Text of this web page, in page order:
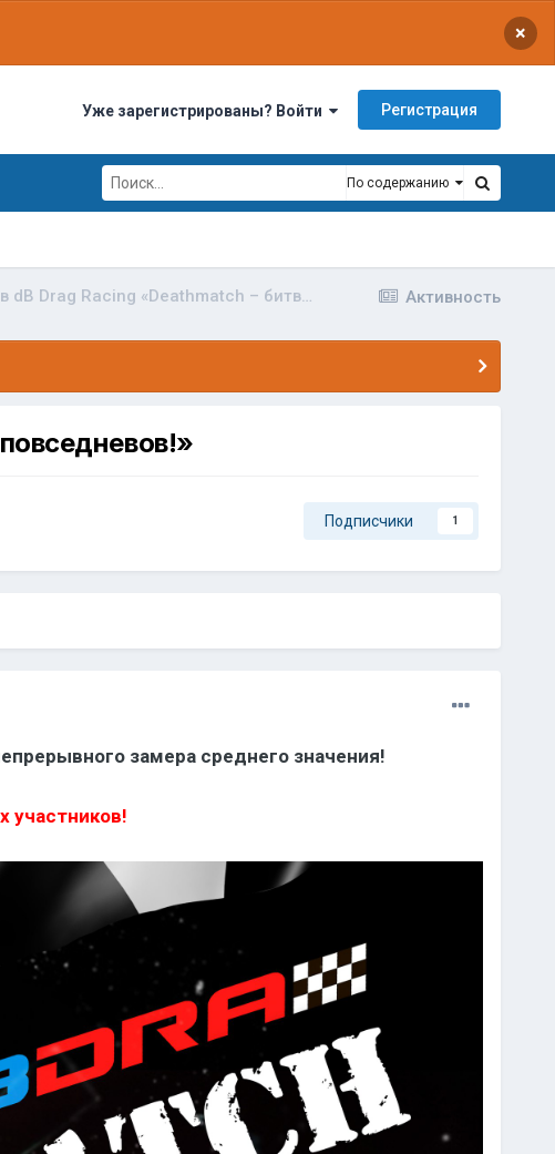
×
Уже зарегистрированы? Войти Регистрация
По содержанию
Активность
Новый класс соревнований в dB Drag Racing «Deathmatch – битва повседневов!»
Подписчики 1
замера среднего значения!
участников!